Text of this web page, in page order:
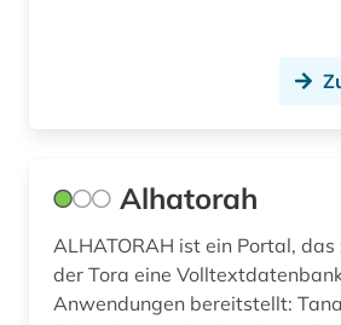
dogmatik (1)
dominikaner (1)
Alhatorah
ALHATORAH ist ein Portal, das
der Tora eine
Anwendungen bereitstellt: